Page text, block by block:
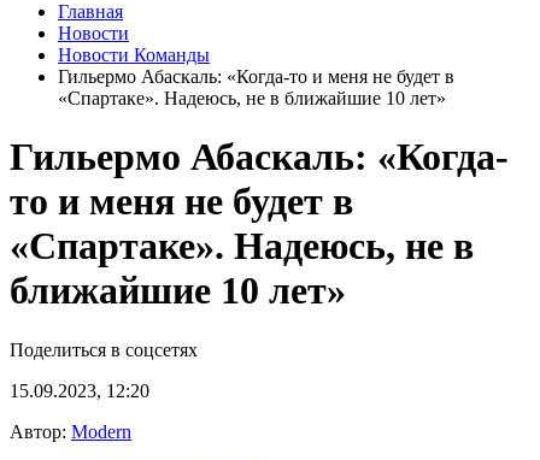
Главная
Новости
Новости Команды
Гильермо Абаскаль: «Когда-то и меня не будет в
«Спартаке». Надеюсь, не в ближайшие 10 лет»
Гильермо Абаскаль: «Когда-
то и меня не будет в
«Спартаке». Надеюсь, не в
ближайшие 10 лет»
Поделиться в соцсетях
15.09.2023, 12:20
Автор: Modern